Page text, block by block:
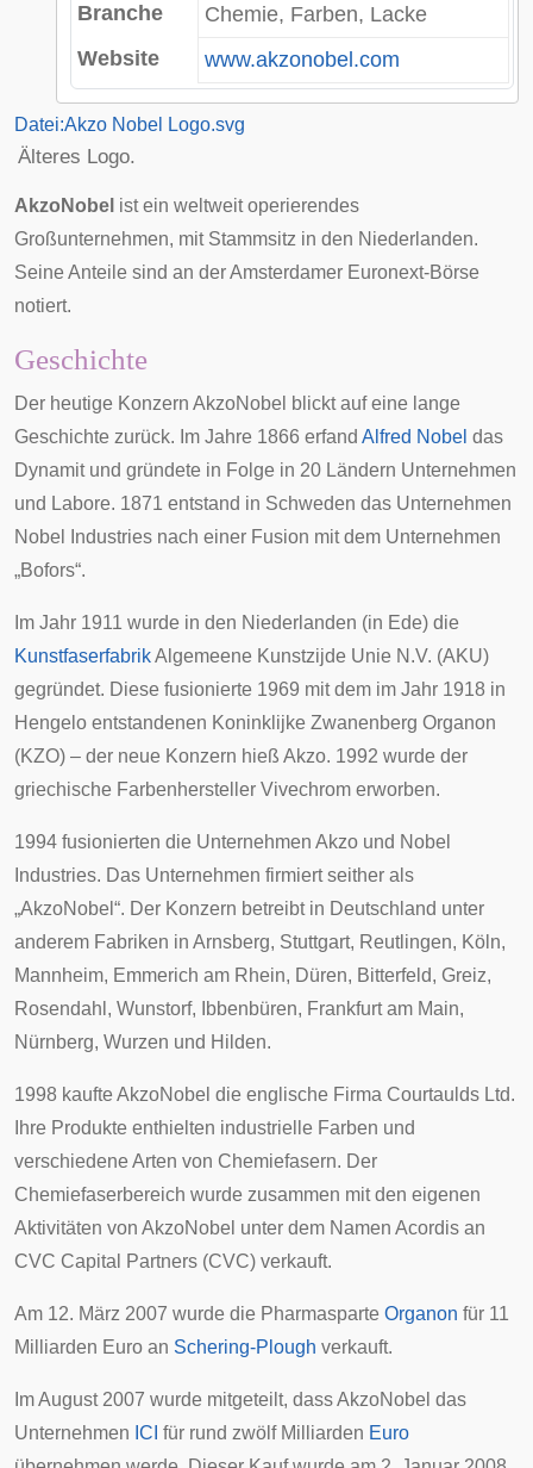
Branche
Chemie, Farben, Lacke
Website
www.akzonobel.com
Datei:Akzo Nobel Logo.svg
Älteres Logo.
AkzoNobel ist ein weltweit operierendes
Großunternehmen, mit Stammsitz in den Niederlanden.
Seine Anteile sind an der Amsterdamer Euronext-Börse
notiert.
Geschichte
Der heutige Konzern AkzoNobel blickt auf eine lange
Geschichte zurück. Im Jahre 1866 erfand Alfred Nobel das
Dynamit und gründete in Folge in 20 Ländern Unternehmen
und Labore. 1871 entstand in Schweden das Unternehmen
Nobel Industries nach einer Fusion mit dem Unternehmen
„Bofors“.
Im Jahr 1911 wurde in den Niederlanden (in Ede) die
KunstfaserfabrikAlgemeene Kunstzijde Unie N.V. (AKU)
gegründet. Diese fusionierte 1969 mit dem im Jahr 1918 in
Hengelo entstandenen Koninklijke Zwanenberg Organon
(KZO) – der neue Konzern hieß Akzo. 1992 wurde der
griechische Farbenhersteller Vivechrom erworben.
1994 fusionierten die Unternehmen Akzo und Nobel
Industries. Das Unternehmen firmiert seither als
„AkzoNobel“. Der Konzern betreibt in Deutschland unter
anderem Fabriken in Arnsberg, Stuttgart, Reutlingen, Köln,
Mannheim, Emmerich am Rhein, Düren, Bitterfeld, Greiz,
Rosendahl , Wunstorf, Ibbenbüren, Frankfurt am Main,
Nürnberg, Wurzen und Hilden.
1998 kaufte AkzoNobel die englische Firma Courtaulds Ltd.
Ihre Produkte enthielten industrielle Farben und
verschiedene Arten von Chemiefasern. Der
Chemiefaserbereich wurde zusammen mit den eigenen
Aktivitäten von AkzoNobel unter dem Namen Acordis an
CVC Capital Partners (CVC) verkauft.
Am 12. März 2007 wurde die Pharmasparte Organon für 11
Milliarden Euro an Schering-Plough verkauft.
Im August 2007 wurde mitgeteilt, dass AkzoNobel das
Unternehmen ICI für rund zwölf Milliarden Euro